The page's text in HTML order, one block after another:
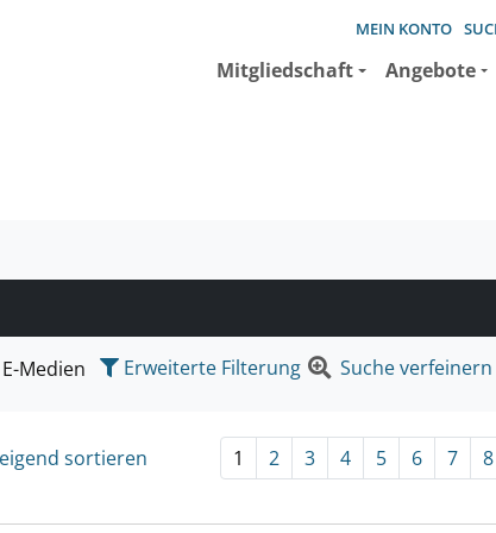
MEIN KONTO
Mitgliedschaft Angebote
suchen wollen.
E-Medien Erweiterte Filterung Suche
sortieren 1 2 3 4 5 6 7 8